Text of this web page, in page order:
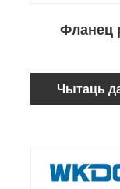
Фланец
Чытаць